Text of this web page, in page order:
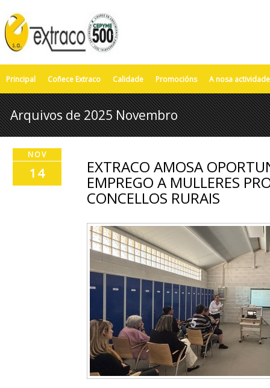
Principal Coñece Extraco Calidade Promocións A nosa actividade
Arquivos de 2025 Novembro
NOV
14 EXTRACO AMOSA
EMPREGO A MULLERES
CONCELLOS RURAIS